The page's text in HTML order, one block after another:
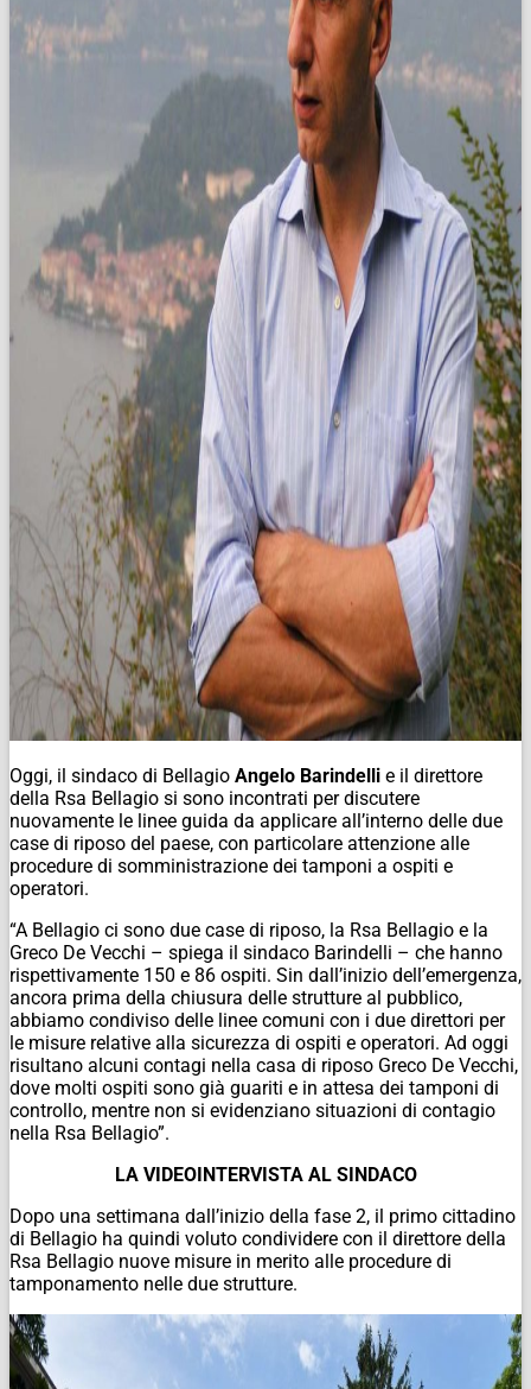
Oggi, il sindaco di Bellagio Angelo Barindelli e il direttore
della Rsa Bellagio si sono incontrati per discutere
nuovamente le linee guida da applicare all’interno delle due
case di riposo del paese, con particolare attenzione alle
procedure di somministrazione dei tamponi a ospiti e
operatori.
“A Bellagio ci sono due case di riposo, la Rsa Bellagio e la
Greco De Vecchi – spiega il sindaco Barindelli – che hanno
rispettivamente 150 e 86 ospiti. Sin dall’inizio dell’emergenza,
ancora prima della chiusura delle strutture al pubblico,
abbiamo condiviso delle linee comuni con i due direttori per
le misure relative alla sicurezza di ospiti e operatori. Ad oggi
risultano alcuni contagi nella casa di riposo Greco De Vecchi,
dove molti ospiti sono già guariti e in attesa dei tamponi di
controllo, mentre non si evidenziano situazioni di contagio
nella Rsa Bellagio”.
LA VIDEOINTERVISTA AL SINDACO
Dopo una settimana dall’inizio della fase 2, il primo cittadino
di Bellagio ha quindi voluto condividere con il direttore della
Rsa Bellagio nuove misure in merito alle procedure di
tamponamento nelle due strutture.